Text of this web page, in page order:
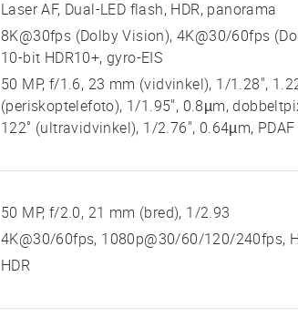
Laser AF, Dual-LED flash, HDR, panorama
8K@30fps (Dolby Vision), 4K@30/60fps
10-bit HDR10+, gyro-EIS
50 MP, f/1.6, 23 mm (vidvinkel), 1/1.28",
(periskoptelefoto), 1/1.95", 0.8µm,
122˚ (ultravidvinkel), 1/2.76", 0.64µm, PDAF
50 MP, f/2.0, 21 mm (bred), 1/2.93
4K@30/60fps, 1080p@30/60/120/240fps,
HDR